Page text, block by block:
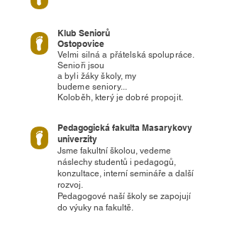
Klub Seniorů
Ostopovice
Velmi silná a přátelská spolupráce.
Senioři jsou
a byli žáky školy, my
budeme seniory...
Koloběh, který je dobré propojit.
Pedagogická fakulta Masarykovy
univerzity
Jsme fakultní školou, vedeme
náslechy studentů i pedagogů,
konzultace, interní semináře a další
rozvoj.
Pedagogové naší školy se zapojují
do výuky na fakultě.